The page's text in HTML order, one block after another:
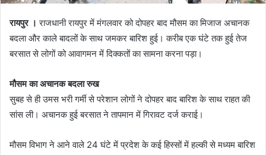
रायपुर ।राजधानी रायपुर में मंगलवार को दोपहर बाद मौसम का मिजाज अचानक
बदला और काले बादलों के साथ जमकर बारिश हुई। करीब एक घंटे तक हुई तेज
बरसात से लोगों को आवागमन में दिक्कतों का सामना करना पड़ा।
मौसम का अचानक बदला रुख
सुबह से ही उमस भरी गर्मी से परेशान लोगों ने दोपहर बाद बारिश के साथ राहत की
सांस ली। अचानक हुई बरसात ने तापमान में गिरावट दर्ज कराई।
मौसम विभाग ने आने वाले 24 घंटे में प्रदेश के कई हिस्सों में हल्की से मध्यम बारिश